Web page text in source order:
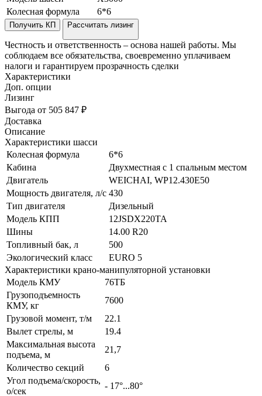
Колесная формула
6*6
Получить КП Рассчитать лизинг
Честность и ответственность – основа нашей работы. Мы
соблюдаем все обязательства, своевременно уплачиваем
налоги и гарантируем прозрачность сделки
Характеристики
Доп. опции
Лизинг
Выгода от 505 847 ₽
Доставка
Описание
Характеристики шасси
Колесная формула
6*6
Кабина
Двухместная с 1 спальным местом
Двигатель
WEICHAI, WP12.430Е50
Мощность двигателя, л/с 430
Тип двигателя
Дизельный
Модель КПП
12JSDX220TA
Шины
14.00 R20
Топливный бак, л
500
Экологический класс
EURO 5
Характеристики крано-манипуляторной установки
Модель КМУ
76ТБ
Грузоподъемность
КМУ, кг
7600
Грузовой момент, т/м
22.1
Вылет стрелы, м
19.4
Максимальная высота
подъема, м
21,7
Количество секций
6
Угол подъема/скорость,
о/сек
- 17°...80°